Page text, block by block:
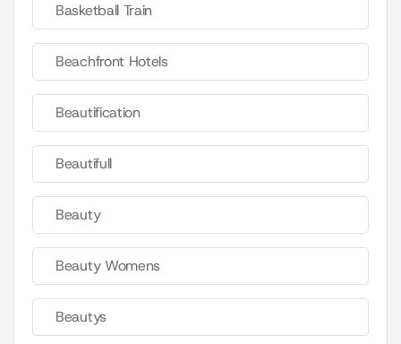
Basketball Train
Beachfront Hotels
Beautification
Beautifull
Beauty
Beauty Womens
Beautys